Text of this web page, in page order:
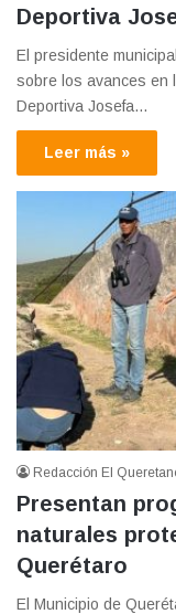
Deportiva
El presidente
sobre los avances en
Deportiva Josefa…
Leer más »
Redacción El
Presentan
naturales
Querétaro
El Municipio de